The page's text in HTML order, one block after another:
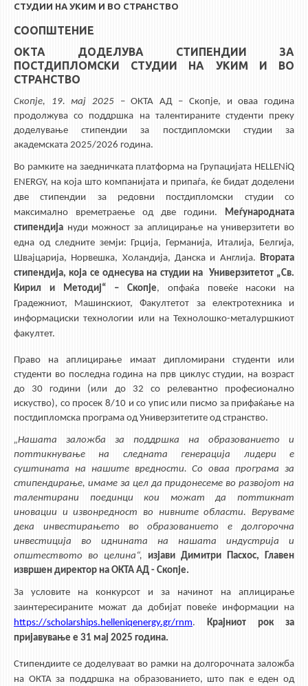
СТУДИИ НА УКИМ И ВО СТРАНСТВО
СООПШТЕНИЕ
ОКТА ДОДЕЛУВА СТИПЕНДИИ ЗА
ПОСТДИПЛОМСКИ СТУДИИ НА УКИМ И ВО
СТРАНСТВО
Скопје, 19. мај 2025– ОКТА АД – Скопје, и оваа година
продолжува со поддршка на талентираните студенти преку
доделување стипендии за постдипломски студии за
академската 2025/2026 година.
Во рамките на заедничката платформа на Групацијата HELLENiQ
ENERGY, на која што компанијата и припаѓа, ќе бидат доделени
две стипендии за редовни постдипломски студии со
максимално времетраење од две години. Меѓународната
стипендија нуди можност за аплицирање на универзитети во
една од следните земји: Грција, Германија, Италија, Белгија,
Швајцарија, Норвешка, Холандија, Данска и Англија. Втората
стипендија, која се однесува на студии на Универзитетот „Св.
Кирил и Методиј“ – Скопје, опфаќа повеќе насоки на
Градежниот, Машинскиот, Факултетот за електротехника и
информациски технологии или на Технолошко-металуршкиот
факултет.
Право на аплицирање имаат дипломирани студенти или
студенти во последна година на прв циклус студии, на возраст
до 30 години (или до 32 со релевантно професионално
искуство), со просек 8/10 и со упис или писмо за прифаќање на
постдипломска програма од Универзитетите од странство.
„Нашата заложба за поддршка на образованието и
поттикнување на следната генерација лидери е
суштината на нашите вредности. Со оваа програма за
стипендирање, имаме за цел да придонесеме во развојот на
талентирани поединци кои можат да поттикнат
иновации и извонредност во нивните области. Веруваме
дека инвестирањето во образованието е долгорочна
инвестиција во иднината на нашата индустрија и
општеството во целина“,
изјави Димитри Пасхос, Главен
извршен директор на ОКТА АД - Скопје.
За условите на конкурсот и за начинот на аплицирање
заинтересираните можат да добијат повеќе информации на
https://scholarships.helleniqenergy.gr/rnm. Крајниот рок за
пријавување е 31 мај 2025 година.
Стипендиите се доделуваат во рамки на долгорочната заложба
на ОКТА за поддршка на образованието, што пак е еден од